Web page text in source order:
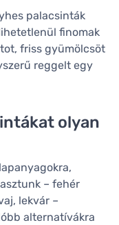
palacsinták
finomak
friss gyümölcsöt
reggelt egy
olyan
– fehér
lekvár –
alternatívákra